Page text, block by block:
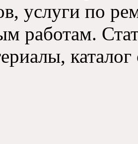
услуги по
работам.